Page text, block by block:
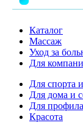
Каталог
Массаж
Уход за
Для
Для спорта
Для дома и
Для
Красота